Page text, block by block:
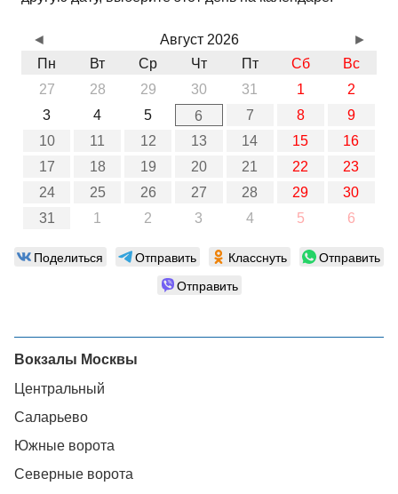
Август 2026
Пн
Вт Ср Чт Пт Сб
Вс
27
28 29 30 31 1
2
3
4 5 6 7 8
9
10
11 12 13 14 15
16
17
18 19 20 21 22
23
24
25 26 27 28 29
30
31
1 2 3 4 5 6
◄ ►
Поделиться Отправить Класснуть
Отправить
Отправить
Вокзалы Москвы
Центральный
Саларьево
Южные ворота
Северные ворота